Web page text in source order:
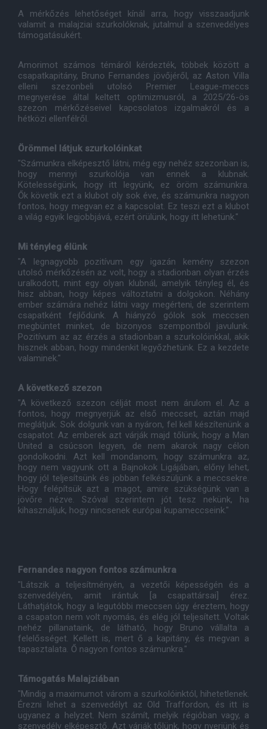
A mérkőzés lehetőséget kínál arra, hogy visszaadjunk
valamit a malajziai szurkolóknak, jutalmul a szenvedélyes
támogatásukért.
Amorimot számos témáról kérdezték, többek között a
csapatkapitány, Bruno Fernandes jövőjéről, az Aston Villa
elleni szezonbeli utolsó Premier League-meccs
megnyerése által keltett optimizmusról, a 2025/26-ös
szezon mérkőzéseivel kapcsolatos izgalmakról és a
hétközi ellenfélről.
Örömmel látjuk szurkolóinkat
"Számunkra elképesztő látni, még egy nehéz szezonban is,
hogy mennyi szurkolója van ennek a klubnak.
Kötelességünk, hogy itt legyünk, ez öröm számunkra.
Ők követik ezt a klubot oly sok éve, és számunkra nagyon
fontos, hogy megvan ez a kapcsolat. Ez teszi ezt a klubot
a világ egyik legjobbjává, ezért örülünk, hogy itt lehetünk."
Mi tényleg élünk
"A legnagyobb pozitívum egy igazán kemény szezon
utolsó mérkőzésén az volt, hogy a stadionban olyan érzés
uralkodott, mint egy olyan klubnál, amelyik tényleg él, és
hisz abban, hogy képes változtatni a dolgokon. Néhány
ember számára nehéz látni vagy megérteni, de szerintem
csapatként fejlődünk. A hiányzó gólok sok meccsen
megbüntet minket, de bizonyos szempontból javulunk.
Pozitívum az az érzés a stadionban a szurkolóinkkal, akik
hisznek abban, hogy mindenkit legyőzhetünk. Ez a kezdete
valaminek."
A következő szezon
"A következő szezon célját most nem árulom el. Az a
fontos, hogy megnyerjük az első meccset, aztán majd
meglátjuk. Sok dolgunk van a nyáron, fel kell készítenünk a
csapatot. Az emberek azt várják majd tőlünk, hogy a Man
United a csúcson legyen, de nem akarok nagy célon
gondolkodni. Azt kell mondanom, hogy számunkra az,
hogy nem vagyunk ott a Bajnokok Ligájában, előny lehet,
hogy jól teljesítsünk és jobban felkészüljünk a meccsekre.
Hogy felépítsük azt a magot, amire szükségünk van a
jövőre nézve. Szóval szerintem jót tesz nekünk, ha
kihasználjuk, hogy nincsenek európai kupameccseink."
Fernandes nagyon fontos számunkra
"Látszik a teljesítményén, a vezetői képességén és a
szenvedélyén, amit irántuk [a csapattársai] érez.
Láthatjátok, hogy a legutóbbi meccsen úgy éreztem, hogy
a csapaton nem volt nyomás, és elég jól teljesített. Voltak
nehéz pillanataink, de látható, hogy Bruno vállalta a
felelősséget. Kellett is, mert ő a kapitány, és megvan a
tapasztalata. Ő nagyon fontos számunkra."
Támogatás Malajziában
"Mindig a maximumot várom a szurkolóinktól, hihetetlenek.
Érezni lehet a szenvedélyt az Old Traffordon, és itt is
ugyanez a helyzet. Nem számít, melyik régióban vagy, a
szenvedély elképesztő. Azt várják tőlünk, hogy nyerjünk és